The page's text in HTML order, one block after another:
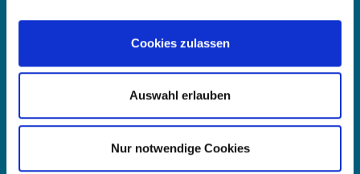
Cookies zulassen
Auswahl erlauben
Nur notwendige Cookies
+49 711 62769851
Nützliche Links